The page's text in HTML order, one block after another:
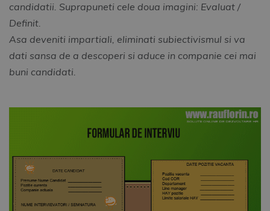
candidatii. Suprapuneti cele doua imagini: Evaluat /
Definit.
Asa deveniti impartiali, eliminati subiectivismul si va
dati sansa de a descoperi si aduce in companie cei mai
buni candidati.